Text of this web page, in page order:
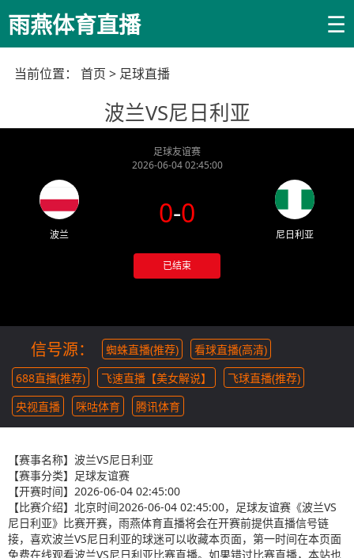
雨燕体育直播 ☰
当前位置： 首页 > 足球直播
波兰VS尼日利亚
足球友谊赛
2026-06-04 02:45:00
波兰
0-0
已结束
尼日利亚
信号源： 蜘蛛直播(推荐)
看球直播(高清)
688直播(推荐)
飞速直播【美女解说】
飞球直播(推荐)
央视直播
咪咕体育 腾讯体育
【赛事名称】 波兰VS尼日利亚
【赛事分类】 足球友谊赛
【开赛时间】 2026-06-04 02:45:00
【比赛介绍】 北京时间2026-06-04 02:45:00，足球友谊赛《波兰VS
尼日利亚》比赛开赛，雨燕体育直播将会在开赛前提供直播信号链
接，喜欢波兰VS尼日利亚的球迷可以收藏本页面，第一时间在本页面
免费在线观看波兰VS尼日利亚比赛直播。如果错过比赛直播，本站也